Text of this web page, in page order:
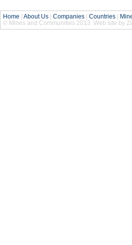
Home About Us Companies Countries
© Mines and Communities 2013. Web site by